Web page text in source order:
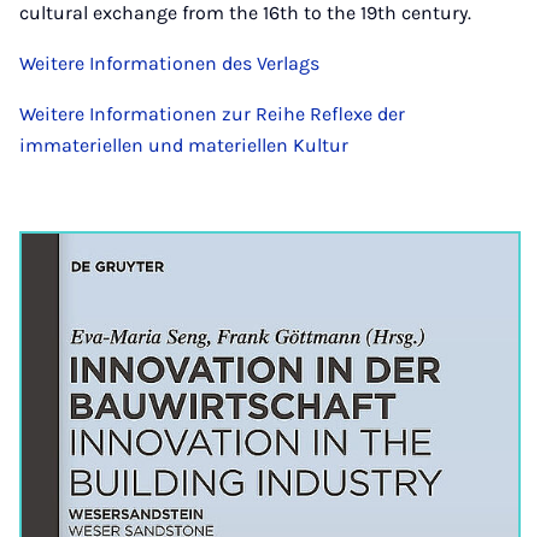
cultural exchange from the 16th to the 19th century.
Weitere Informationen des Verlags
Weitere Informationen zur Reihe Reflexe der
immateriellen und materiellen Kultur